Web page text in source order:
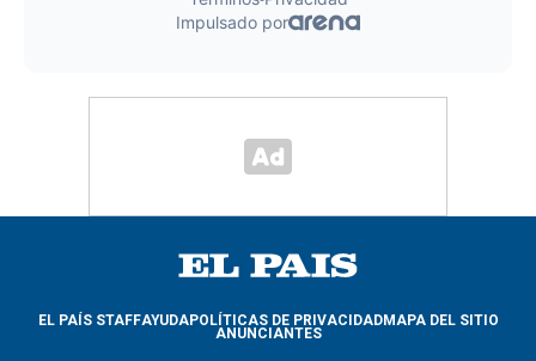
EL PAÍS STAFFAYUDAPOLÍTICAS DE PRIVACIDADMAPA DEL SITIO
ANUNCIANTES